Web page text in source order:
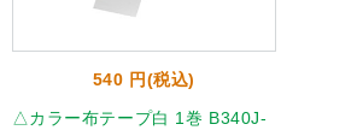
540 円(税込)
△カラー布テープ白 1巻 B340J-